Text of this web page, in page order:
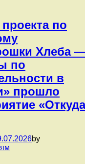
по
Хлеба
по
в
прошло
«Откуда
by